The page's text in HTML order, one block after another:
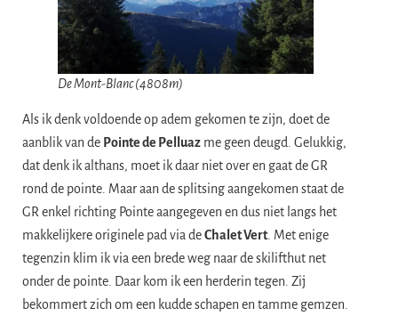
De Mont-Blanc (4808m)
Als ik denk voldoende op adem gekomen te zijn, doet de
aanblik van de Pointe de Pelluaz me geen deugd. Gelukkig,
dat denk ik althans, moet ik daar niet over en gaat de GR
rond de pointe. Maar aan de splitsing aangekomen staat de
GR enkel richting Pointe aangegeven en dus niet langs het
makkelijkere originele pad via deChalet Vert. Met enige
tegenzin klim ik via een brede weg naar de skilifthut net
onder de pointe. Daar kom ik een herderin tegen. Zij
bekommert zich om een kudde schapen en tamme gemzen.